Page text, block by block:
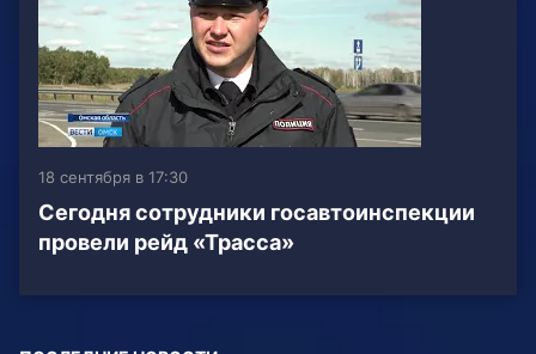
18 сентября в 17:30
Сегодня сотрудники госавтоинспекции
провели рейд «Трасса»